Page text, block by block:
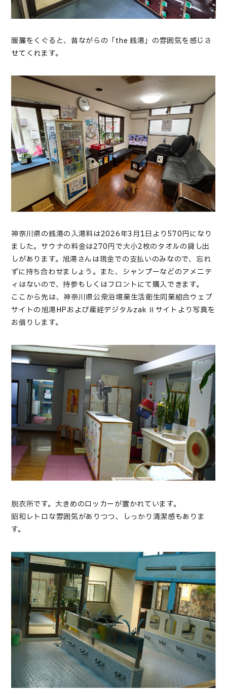
暖簾をくぐると、昔ながらの「the 銭湯」の雰囲気を感じさ
せてくれます。
神奈川県の銭湯の入湯料は2026年3月1日より570円になり
ました。サウナの料金は270円で大小2枚のタオルの貸し出
しがあります。旭湯さんは現金での支払いのみなので、忘れ
ずに持ち合わせましょう。また、シャンプーなどのアメニテ
ィはないので、持参もしくはフロントにて購入できます。
ここから先は、神奈川県公衆浴場業生活衛生同業組合ウェブ
サイトの旭湯HPおよび産経デジタルzak Ⅱサイトより写真を
お借りします。
脱衣所です。大きめのロッカーが置かれています。
昭和レトロな雰囲気がありつつ、しっかり清潔感もありま
す。